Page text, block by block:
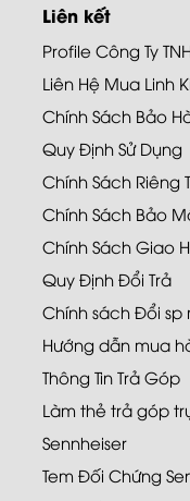
Liên kết
Profile Công Ty
Liên Hệ Mua Linh
Chính Sách Bảo
Quy Định Sử Dụng
Chính Sách Riêng
Chính Sách Bảo
Chính Sách Giao
Quy Định Đổi Trả
Chính sách Đổi sp
Hướng dẫn mua
Thông Tin Trả Góp
Làm thẻ trả góp
Sennheiser
Tem Đối Chứng